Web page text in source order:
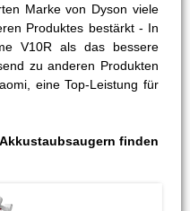
Marke von Dyson viele
Produktes bestärkt - In
V10R als das bessere
zu anderen Produkten
eine Top-Leistung für
finden